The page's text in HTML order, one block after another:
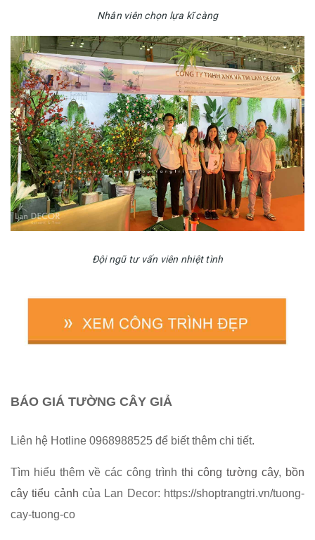
Nhân viên chọn lựa kĩ càng
Đội ngũ tư vấn viên nhiệt tình
BÁO GIÁ TƯỜNG CÂY GIẢ
Liên hệ Hotline 0968988525 để biết thêm chi tiết.
Tìm hiểu thêm về các công trình thi công tường cây, bồn
cây tiểu cảnh của Lan Decor: https://shoptrangtri.vn/tuong-
cay-tuong-co